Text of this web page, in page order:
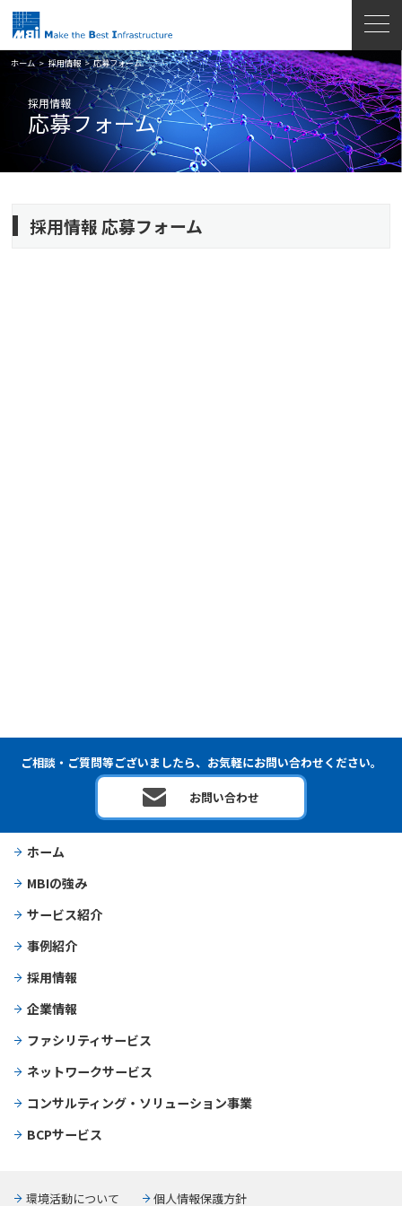
ホーム > 採用情報 > 応募フォーム
採用情報
応募フォーム
採用情報 応募フォーム
ご相談・ご質問等ございましたら、お気軽にお問い合わせください。
お問い合わせ
ホーム
MBIの強み
サービス紹介
事例紹介
採用情報
企業情報
ファシリティサービス
ネットワークサービス
コンサルティング・ソリューション事業
BCPサービス
環境活動について 個人情報保護方針